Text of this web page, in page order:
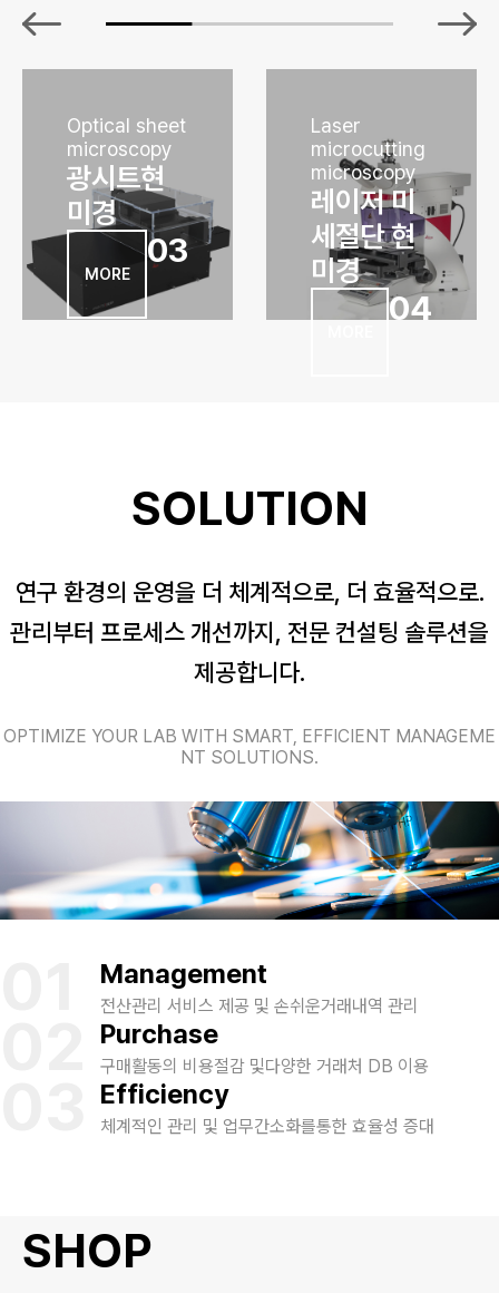
Optical sheet
microscopy
광시트현
미경
MORE
03
Laser
microcutting
microscopy
레이저 미
세절단 현
미경
04
SOLUTION
연구 환경의 운영을 더 체계적으로, 더 효율적으로.
관리부터 프로세스 개선까지, 전문 컨설팅 솔루션을
제공합니다.
OPTIMIZE YOUR LAB WITH SMART, EFFICIENT MANAGEME
NT SOLUTIONS.
Management
전산관리 서비스 제공 및 손쉬운거래내역 관리
Purchase
구매활동의 비용절감 및다양한 거래처 DB 이용
Efficiency
체계적인 관리 및 업무간소화를통한 효율성 증대
SHOP